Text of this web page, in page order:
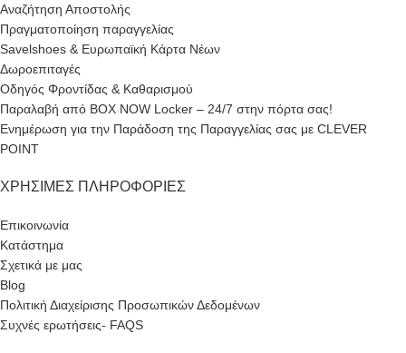
Αναζήτηση Αποστολής
Πραγματοποίηση παραγγελίας
Savelshoes & Ευρωπαϊκή Κάρτα Νέων
Δωροεπιταγές
Οδηγός Φροντίδας & Καθαρισμού
Παραλαβή από BOX NOW Locker – 24/7 στην πόρτα σας!
Ενημέρωση για την Παράδοση της Παραγγελίας σας με CLEVER
POINT
ΧΡΉΣΙΜΕΣ ΠΛΗΡΟΦΟΡΊΕΣ
Επικοινωνία
Κατάστημα
Σχετικά με μας
Blog
Πολιτική Διαχείρισης Προσωπικών Δεδομένων
Συχνές ερωτήσεις- FAQS